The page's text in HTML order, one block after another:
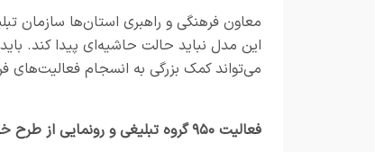
معاون فرهنگی و راهبری استان‌ها سازمان
این مدل نباید حالت حاشیه‌ای پیدا کند.
می‌تواند کمک بزرگی به انسجام فعالیت‌های
فعالیت ۹۵۰ گروه تبلیغی و رونمایی از طرح خانه‌های آسمانی